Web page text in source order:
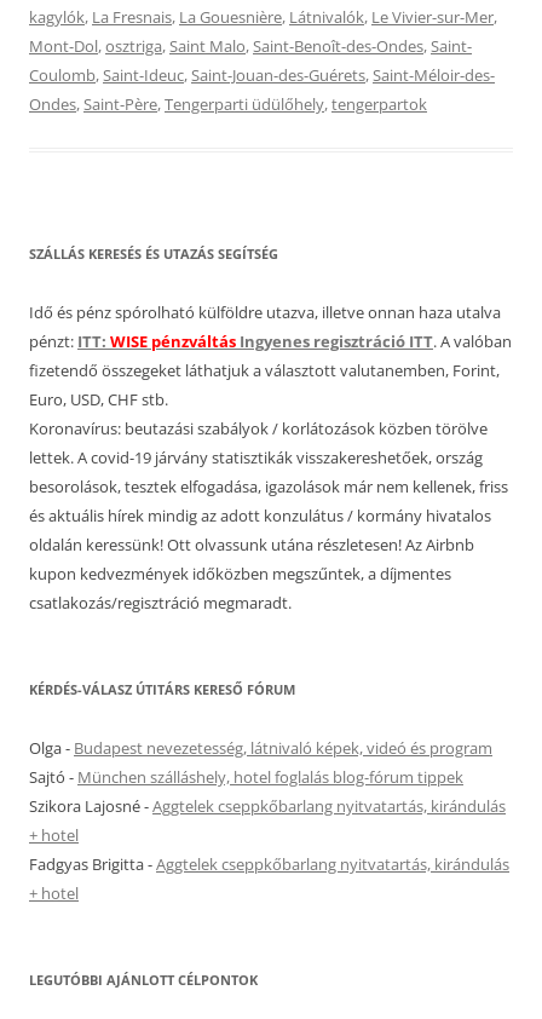
kagylók, La Fresnais, La Gouesnière, Látnivalók, Le Vivier-sur-Mer,
Mont-Dol,osztriga,Saint Malo,Saint-Benoît-des-Ondes,Saint-
Coulomb,Saint-Ideuc,Saint-Jouan-des-Guérets,Saint-Méloir-des-
Ondes,Saint-Père,Tengerparti üdülőhely,tengerpartok
SZÁLLÁS KERESÉS ÉS UTAZÁS SEGÍTSÉG
Idő és pénz spórolható külföldre utazva, illetve onnan haza utalva
pénzt: ITT: WISE pénzváltás Ingyenes regisztráció ITT. A valóban
fizetendő összegeket láthatjuk a választott valutanemben, Forint,
Euro, USD, CHF stb.
Koronavírus: beutazási szabályok / korlátozások közben törölve
lettek. A covid-19 járvány statisztikák visszakereshetőek, ország
besorolások, tesztek elfogadása, igazolások már nem kellenek, friss
és aktuális hírek mindig az adott konzulátus / kormány hivatalos
oldalán keressünk! Ott olvassunk utána részletesen! Az Airbnb
kupon kedvezmények időközben megszűntek, a díjmentes
csatlakozás/regisztráció megmaradt.
KÉRDÉS-VÁLASZ ÚTITÁRS KERESŐ FÓRUM
Olga- Budapest nevezetesség, látnivaló képek, videó és program
Sajtó - München szálláshely, hotel foglalás blog-fórum tippek
Szikora Lajosné-Aggtelek cseppkőbarlang nyitvatartás, kirándulás
+ hotel
Fadgyas Brigitta-Aggtelek cseppkőbarlang nyitvatartás, kirándulás
+ hotel
LEGUTÓBBI AJÁNLOTT CÉLPONTOK